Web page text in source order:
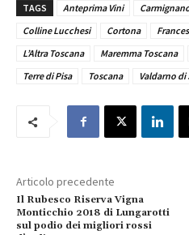
TAGS Anteprima Vini
Colline Lucchesi
Cortona
L’Altra Toscana
Maremma Toscana
Terre di Pisa
Toscana Valdarno di
Articolo precedente
Il Rubesco Riserva Vigna
Monticchio 2018 di Lungarotti
sul podio dei migliori rossi